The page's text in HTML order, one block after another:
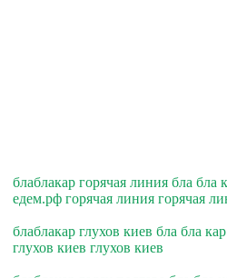
блаблакар горячая линия бла бла
едем.рф горячая линия горячая
блаблакар глухов киев бла бла
глухов киев глухов киев